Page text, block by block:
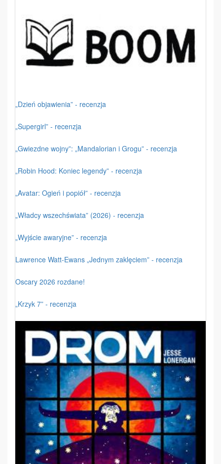
„Dzień objawienia” - recenzja
„Supergirl” - recenzja
„Gwiezdne wojny”: „Mandalorian i Grogu” - recenzja
„Robin Hood: Koniec legendy” - recenzja
„Avatar: Ogień i popiół” - recenzja
„Władcy wszechświata” (2026) - recenzja
„Wyjście awaryjne” - recenzja
Lawrence Watt-Ewans „Jednym zaklęciem” - recenzja
Oscary 2026 rozdane!
„Krzyk 7” - recenzja